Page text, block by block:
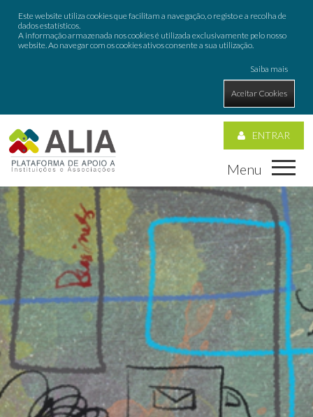
Este website utiliza cookies que facilitam a navegação, o registo e a recolha de
dados estatísticos.
A informação armazenada nos cookies é utilizada exclusivamente pelo nosso
website. Ao navegar com os cookies ativos consente a sua utilização.
Saiba mais
Aceitar Cookies
ENTRAR
Menu